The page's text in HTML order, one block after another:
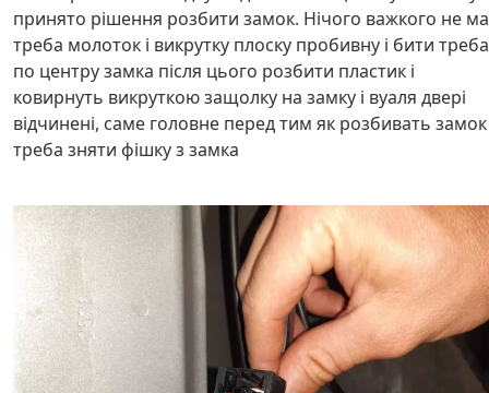
принято рішення розбити замок. Нічого важкого не
треба молоток і викрутку плоску пробивну і бити треба
по центру замка після цього розбити пластик і
ковирнуть викруткою защолку на замку і вуаля двері
відчинені, саме головне перед тим як розбивать замок
треба зняти фішку з замка